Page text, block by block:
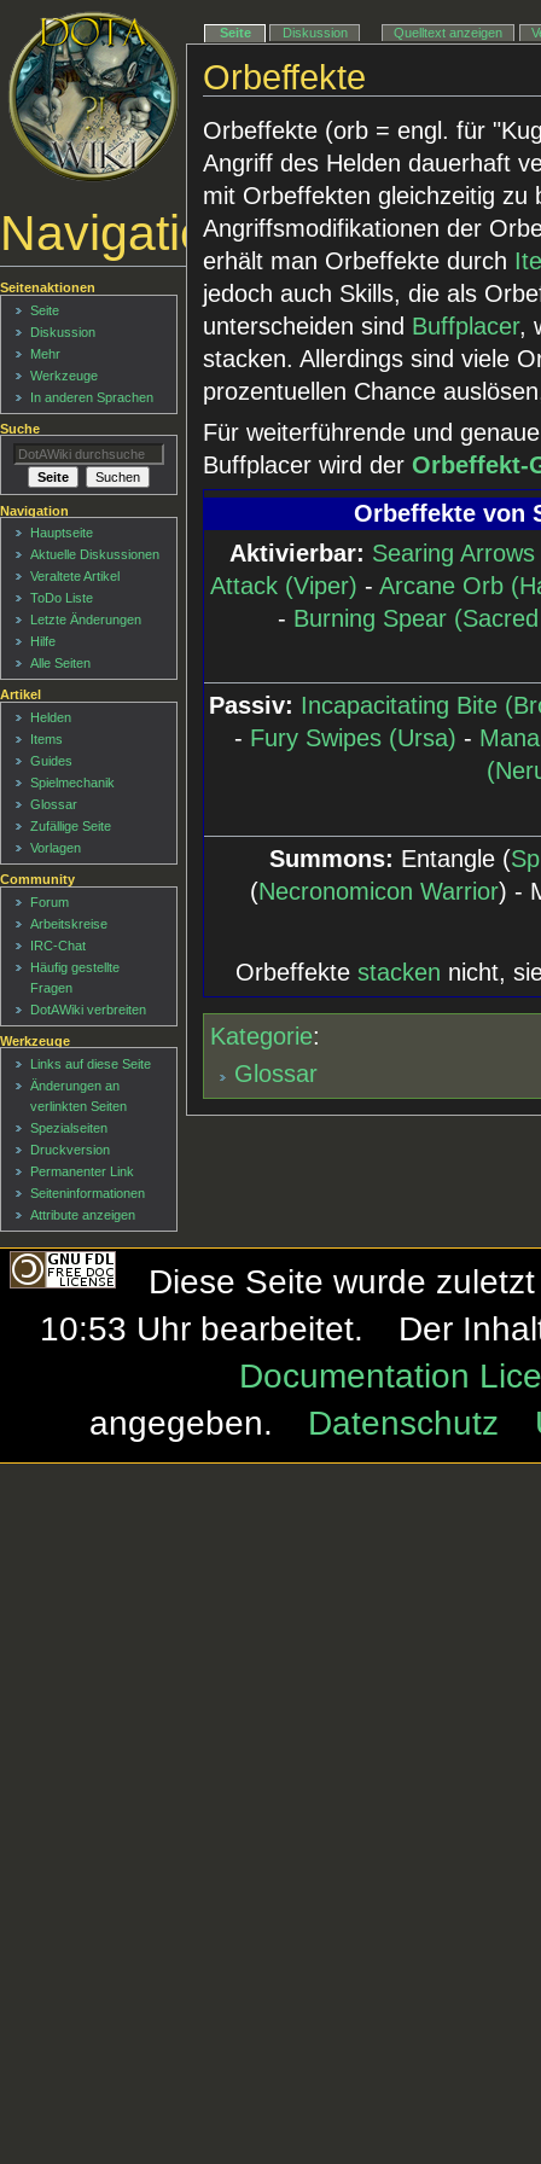
Orbeffekte
Orbeffekte (orb = engl. für
Angriff des Helden dauerhaft
mit Orbeffekten gleichzeitig zu
Angriffsmodifikationen der
erhält man Orbeffekte durch
jedoch auch Skills, die als
unterscheiden sind Buffplacer,
stacken. Allerdings sind viele
prozentuellen Chance
Für weiterführende und
Buffplacer wird derOrbeffekt-
Orbeffekte von
Aktivierbar: Searing
Attack (Viper) -Arcane Orb
- Burning Spear
Passiv: Incapacitating Bite
- Fury Swipes (Ursa) -
Summons: Entangle (
(Necronomicon Warrior) -
Orbeffektestacken nicht,
Kategorie:
Glossar
Navigationsmenü
Seite Diskussion Quelltext anzeigen
Seitenaktionen
Seite
Diskussion
Mehr
Werkzeuge
In anderen Sprachen
Suche
Navigation
Hauptseite
Aktuelle Diskussionen
Veraltete Artikel
ToDo Liste
Letzte Änderungen
Hilfe
Alle Seiten
Artikel
Helden
Items
Guides
Spielmechanik
Glossar
Zufällige Seite
Vorlagen
Community
Forum
Arbeitskreise
IRC-Chat
Häufig gestellte
Fragen
DotAWiki verbreiten
Werkzeuge
Links auf diese Seite
Änderungen an
verlinkten Seiten
Spezialseiten
Druckversion
Permanenter Link
Seiten­informationen
Attribute anzeigen
Diese Seite wurde
10:53 Uhr bearbeitet.
Der
Documentation
angegeben.
Datenschutz